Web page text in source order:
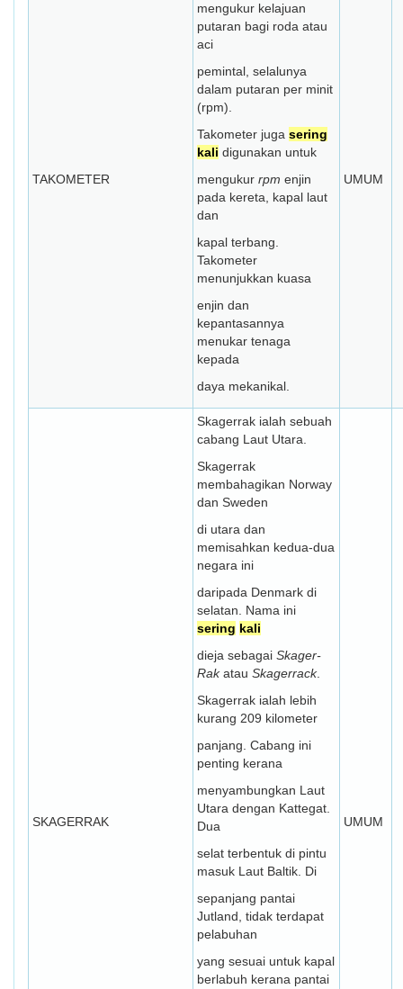
TAKOMETER
mengukur kelajuan
putaran bagi roda atau
aci
pemintal, selalunya
dalam putaran per minit
(rpm).
Takometer juga sering
kali digunakan untuk
mengukur rpm enjin
pada kereta, kapal laut
dan
kapal terbang.
Takometer
menunjukkan kuasa
enjin dan
kepantasannya
menukar tenaga
kepada
daya mekanikal.
UMUM
SKAGERRAK
Skagerrak ialah sebuah
cabang Laut Utara.
Skagerrak
membahagikan Norway
dan Sweden
di utara dan
memisahkan kedua-dua
negara ini
daripada Denmark di
selatan. Nama ini
sering kali
dieja sebagai Skager-
Rakatau Skagerrack.
Skagerrak ialah lebih
kurang 209 kilometer
panjang. Cabang ini
penting kerana
menyambungkan Laut
Utara dengan Kattegat.
Dua
selat terbentuk di pintu
masuk Laut Baltik. Di
sepanjang pantai
Jutland, tidak terdapat
pelabuhan
yang sesuai untuk kapal
berlabuh kerana pantai
UMUM